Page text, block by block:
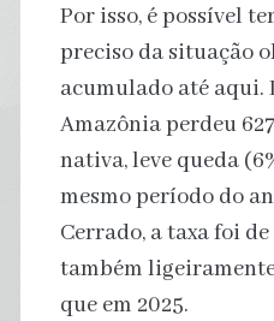
Por isso, é possível
preciso da situação
acumulado até aqui.
Amazônia perdeu
nativa, leve queda
mesmo período do
Cerrado, a taxa foi de
também
que em 2025.